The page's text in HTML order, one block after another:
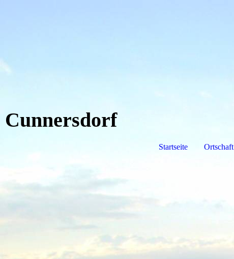
Cunnersdorf
Startseite Ortschaft